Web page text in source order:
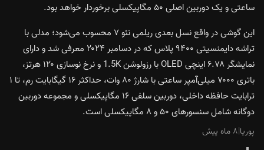
ساعتی و یک دوربین اصلی ۵۰ مگاپیکسلی برخوردار خواهد بود.
این گوشی در واقع نسل بعدی ریلمی نئو ۷ محسوب می‌شود؛ مدلی با
تراشه دایمنسیتی ۹۴۰۰ پلاس که در دسامبر ۲۰۲۴ معرفی شد و دارای
نمایشگر ۶.۷۸ اینچی OLED با رزولوشن 1.5K و نرخ نوسازی ۱۲۰ هرتز،
باتری ۷۰۰۰ میلی‌آمپر ساعتی با شارژ ۸۰ وات، حداکثر ۱۶ گیگابایت رم، تا ۱
ترابایت حافظه داخلی، دوربین سلفی ۱۶ مگاپیکسلی و مجموعه دوربین
دوگانه شامل سنسورهای ۵۰ و ۸ مگاپیکسلی است.
پوریا|۸ ماه پیش